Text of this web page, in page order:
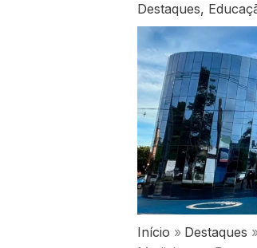
Destaques,
Início
Destaques